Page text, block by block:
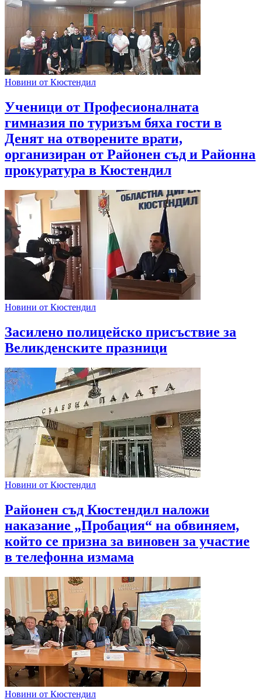
Новини от Кюстендил
Ученици от Професионалната
гимназия по туризъм бяха гости в
Денят на отворените врати,
организиран от Районен съд и Районна
прокуратура в Кюстендил
Новини от Кюстендил
Засилено полицейско присъствие за
Великденските празници
Новини от Кюстендил
Районен съд Кюстендил наложи
наказание „Пробация“ на обвиняем,
който се призна за виновен за участие
в телефонна измама
Новини от Кюстендил